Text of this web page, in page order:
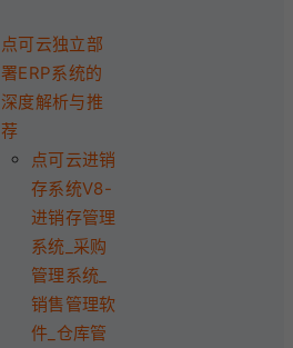
点可云独立部
署ERP系统的
深度解析与推
荐
点可云进销
存系统V8-
进销存管理
系统_采购
管理系统_
销售管理软
件_仓库管